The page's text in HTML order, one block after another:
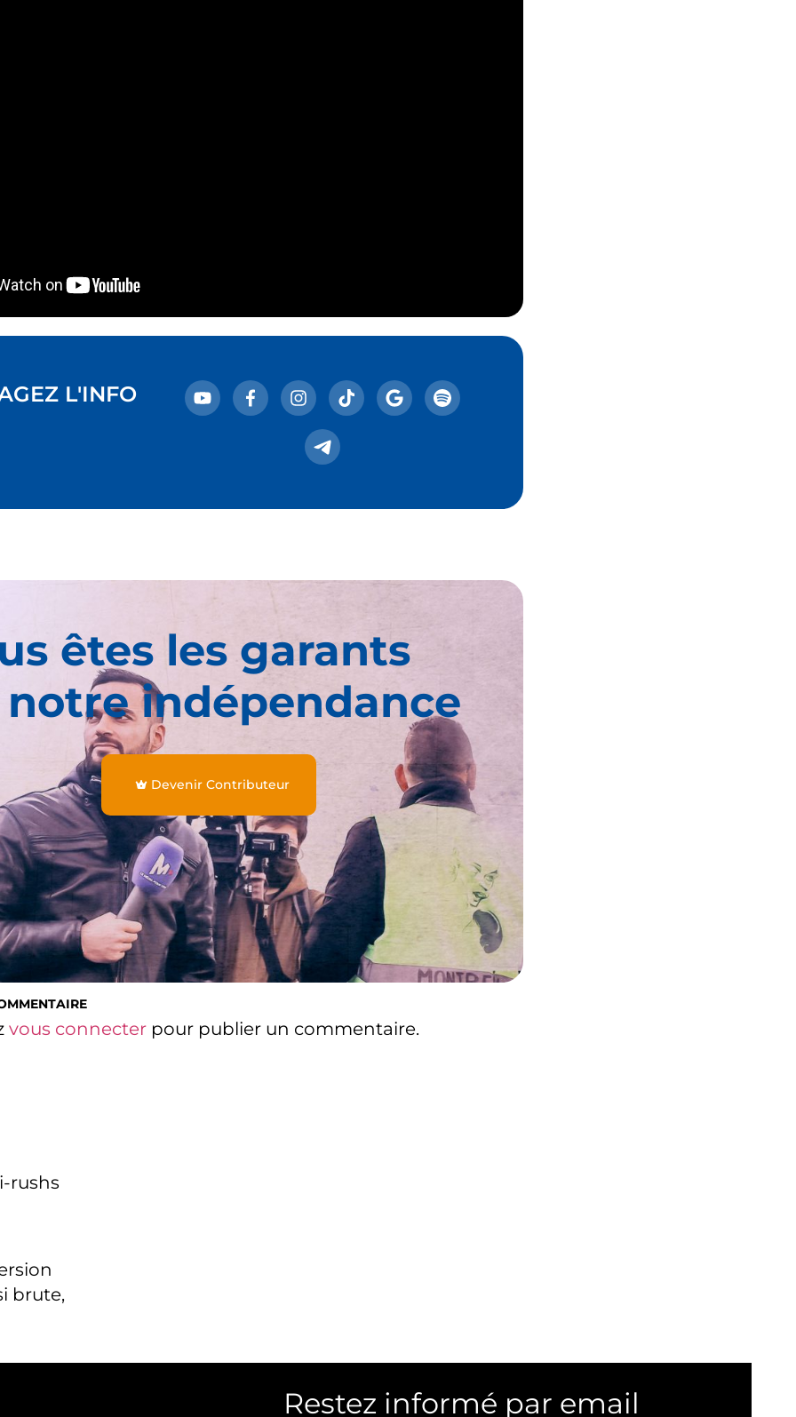
L'INFO
êtes les garants
indépendance
Devenir Contributeur
vous connecter pour publier un commentaire.
rushs
brute,
Restez informé par email